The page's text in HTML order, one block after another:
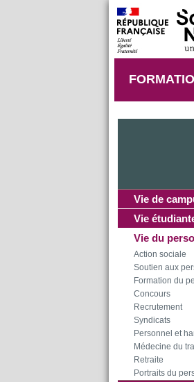
Vie de
Vie
Vie du
Action sociale
Soutien aux
Formation du
Concours
Recrutement
Syndicats
Personnel et
Médecine du
Retraite
Portraits du